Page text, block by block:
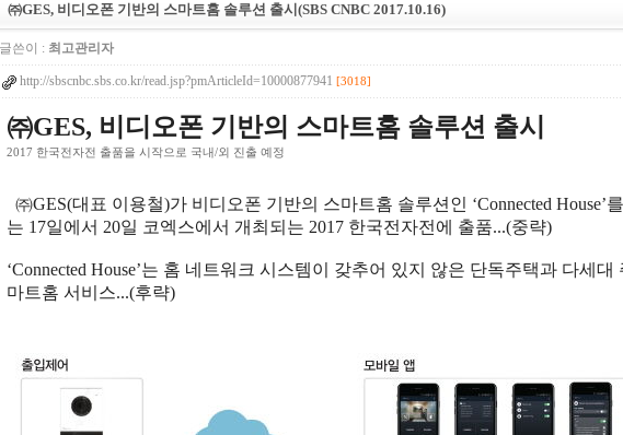
㈜GES, 비디오폰 기반의 스마트홈 솔루션 출시(SBS CNBC 2017.10.16)
글쓴이 : 최고관리자
http://sbscnbc.sbs.co.kr/read.jsp?pmArticleId=10000877941 [3018]
㈜GES, 비디오폰 기반의 스마트홈 솔루션 출시
2017 한국전자전 출품을 시작으로 국내/외 진출 예정
㈜GES(대표 이용철)가 비디오폰 기반의 스마트홈 솔루션인 ‘Connected House’
는 17일에서 20일 코엑스에서 개최되는 2017 한국전자전에 출품...(중략)
‘Connected House’는 홈 네트워크 시스템이 갖추어 있지 않은 단독주택과 다세대
마트홈 서비스...(후략)